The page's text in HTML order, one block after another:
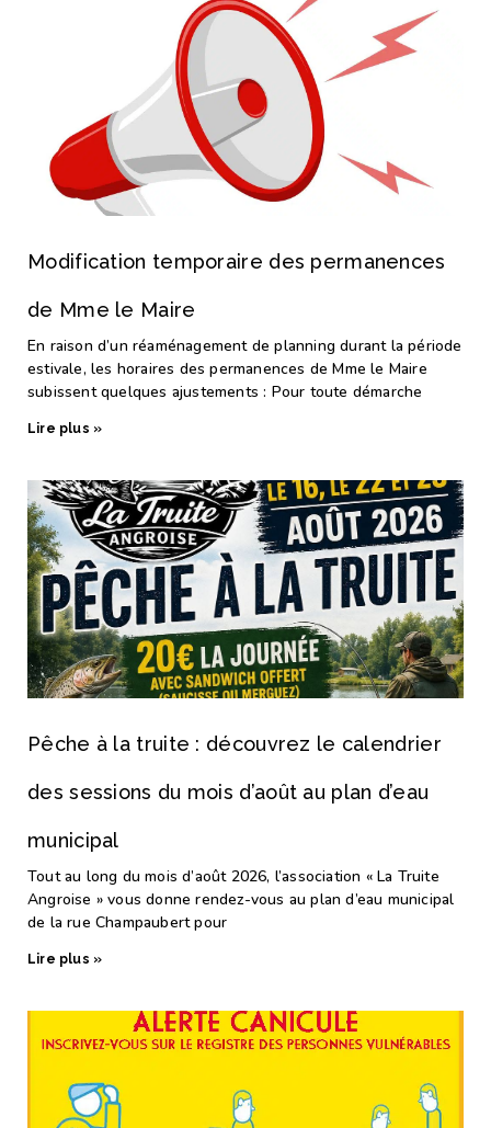
Modification temporaire des permanences
de Mme le Maire
En raison d’un réaménagement de planning durant la période
estivale, les horaires des permanences de Mme le Maire
subissent quelques ajustements : Pour toute démarche
Lire plus »
Pêche à la truite : découvrez le calendrier
des sessions du mois d’août au plan d’eau
municipal
Tout au long du mois d’août 2026, l’association « La Truite
Angroise » vous donne rendez-vous au plan d’eau municipal
de la rue Champaubert pour
Lire plus »